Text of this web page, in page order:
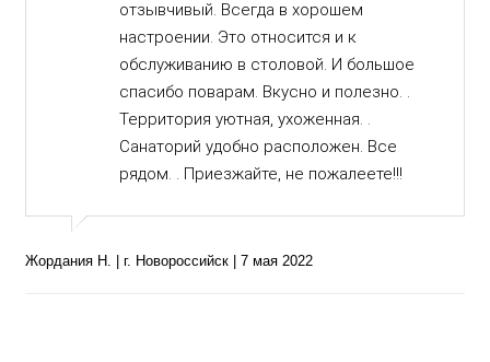
отзывчивый. Всегда в хорошем
настроении. Это относится и к
обслуживанию в столовой. И большое
спасибо поварам. Вкусно и полезно. .
Территория уютная, ухоженная. .
Санаторий удобно расположен. Все
рядом. . Приезжайте, не пожалеете!!!
Жордания Н. | г. Новороссийск | 7 мая 2022